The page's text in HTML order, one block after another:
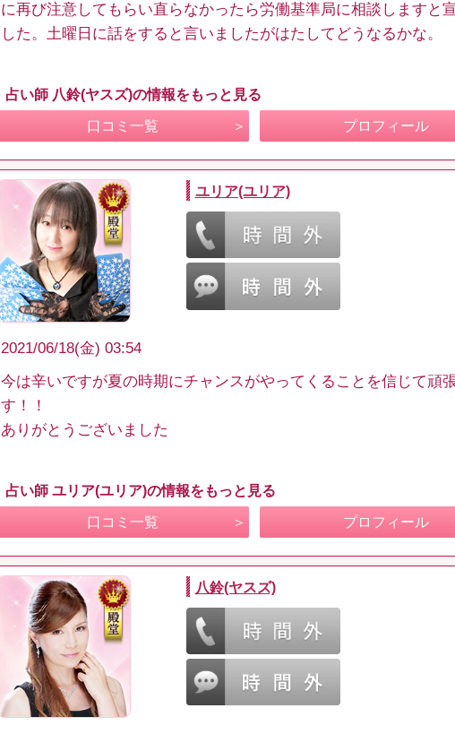
に再び注意してもらい直らなかったら労働基準局に相談しますと
した。土曜日に話をすると言いましたがはたしてどうなるかな。
占い師 八鈴(ヤスズ)の情報をもっと見る
口コミ一覧 プロフィール
ユリア(ユリア)
2021/06/18(金) 03:54
今は辛いですが夏の時期にチャンスがやってくることを信じて頑
す！！
ありがとうございました
占い師 ユリア(ユリア)の情報をもっと見る
口コミ一覧 プロフィール
八鈴(ヤスズ)